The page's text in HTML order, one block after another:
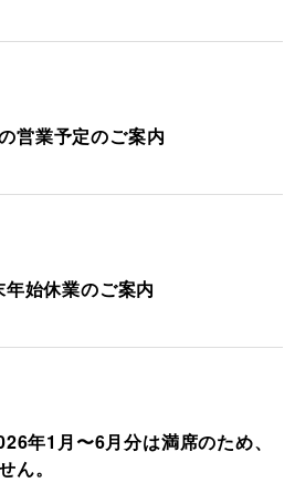
営業予定のご案内
始休業のご案内
年1月〜6月分は満席のため、
ん。